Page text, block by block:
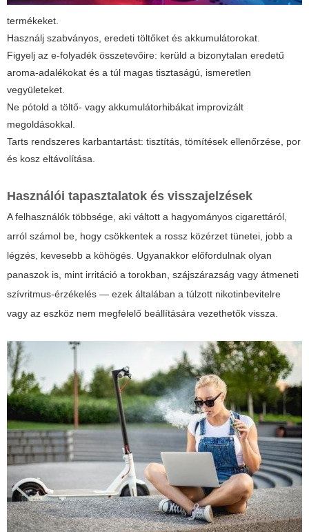
termékeket.
Használj szabványos, eredeti töltőket és akkumulátorokat.
Figyelj az e-folyadék összetevőire: kerüld a bizonytalan eredetű
aroma-adalékokat és a túl magas tisztaságú, ismeretlen
vegyületeket.
Ne pótold a töltő- vagy akkumulátorhibákat improvizált
megoldásokkal.
Tarts rendszeres karbantartást: tisztítás, tömítések ellenőrzése, por
és kosz eltávolítása.
Használói tapasztalatok és visszajelzések
A felhasználók többsége, aki váltott a hagyományos cigarettáról,
arról számol be, hogy csökkentek a rossz közérzet tünetei, jobb a
légzés, kevesebb a köhögés. Ugyanakkor előfordulnak olyan
panaszok is, mint irritáció a torokban, szájszárazság vagy átmeneti
szívritmus-érzékelés — ezek általában a túlzott nikotinbevitelre
vagy az eszköz nem megfelelő beállítására vezethetők vissza.